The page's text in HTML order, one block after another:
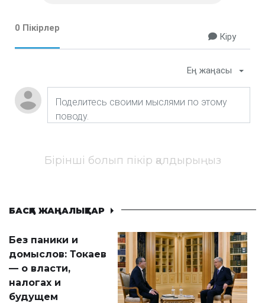
0 Пікірлер
Кіру
Ең жаңасы
Бірінші болып пікір қалдырыңыз
БАСҚА ЖАҢАЛЫҚТАР
Без паники и
домыслов: Токаев
— о власти,
налогах и
будущем